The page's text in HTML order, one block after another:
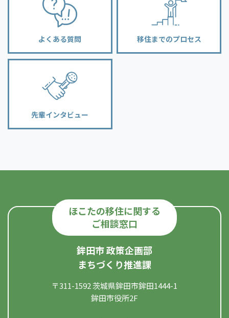
よくある質問 移住までのプロセス
先輩インタビュー
ほこたの移住に関する
ご相談窓口
鉾田市 政策企画部
まちづくり推進課
〒311-1592 茨城県鉾田市鉾田1444-1
鉾田市役所2F